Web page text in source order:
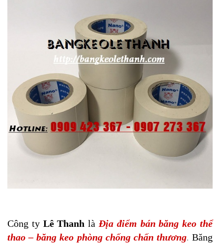
Công ty Lê Thanh là Địa điểm bán băng keo thể
thao – băng keo phòng chống chấn thương. Băng